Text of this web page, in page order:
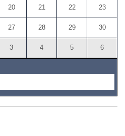
20 21 22 23
27 28 29 30
3 4 5 6